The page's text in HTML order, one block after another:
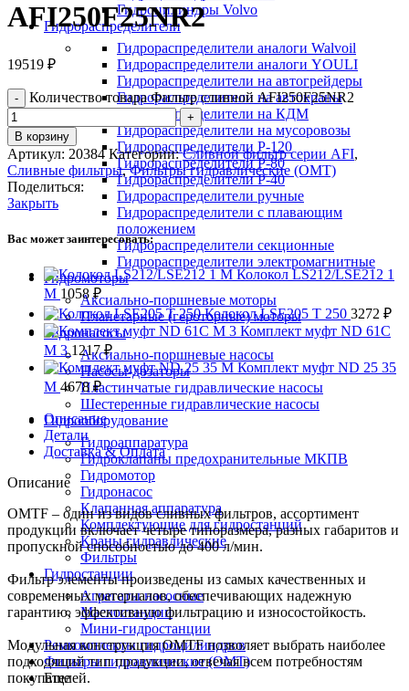
Гидроцилиндры Volvo
Гидрораспределители
Гидрораспределители аналоги Walvoil
Гидрораспределители аналоги YOULI
Гидрораспределители на автогрейдеры
Гидрораспределители на автокраны
Гидрораспределители на КДМ
Гидрораспределители на мусоровозы
Гидрораспределители Р-120
Гидрораспределители Р-80
Гидрораспределители Р-40
Гидрораспределители ручные
Гидрораспределители с плавающим
положением
Гидрораспределители секционные
Гидрораспределители электромагнитные
Гидромоторы
Аксиально-поршневые моторы
Планетарные (героторные) моторы
Гидронасосы
Аксиально-поршневые насосы
Насосы-дозаторы
Пластинчатые гидравлические насосы
Шестеренные гидравлические насосы
Гидрооборудование
Гидроаппаратура
Гидроклапаны предохранительные МКПВ
Гидромотор
Гидронасос
Клапанная аппаратура
Комплектующие для гидростанций
Краны гидравлические
Фильтры
Гидростанции
Агрегаты насосные
Маслостанции
Мини-гидростанции
Ремкомплекты гидроцилиндров
Фильтры гидравлические (OMT)
Еще
AFI250F25NR2
19519 ₽
Количество товара Фильтр сливной AFI250F25NR2
В корзину
Артикул: 20384Категории: Сливной фильтр серии AFI,
Сливные фильтры, Фильтры гидравлические (OMT)
Поделиться:
Закрыть
Вас может заинтересовать:
Колокол LS212/LSE212 1
M 1058 ₽
Колокол LSE205 T 250 3272 ₽
Комплект муфт ND 61C
M 31217₽
Комплект муфт ND 25 35
M 4678₽
Описание
Детали
Доставка & Оплата
Описание
OMTF – один из видов сливных фильтров, ассортимент
продукции включает четыре типоразмера, разных габаритов и
пропускной способностью до 400 л/мин.
Фильтр элементы произведены из самых качественных и
современных материалов, обеспечивающих надежную
гарантию, эффективную фильтрацию и износостойкость.
Модульная конструкция OMTF позволяет выбрать наиболее
подходящий тип продукции, отвечая всем потребностям
покупателей.